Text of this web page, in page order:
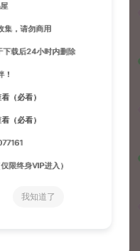
换皮MH提示地图未开放
会员博客
集，请勿商用
下载后24小时内删除
！
（必看）
（必看）
限终身VIP进入）
我知道了